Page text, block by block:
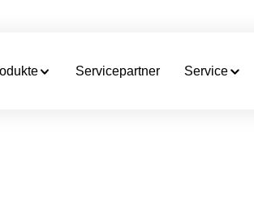
Servicepartner Service